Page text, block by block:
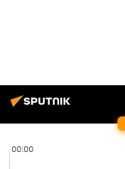
00:00